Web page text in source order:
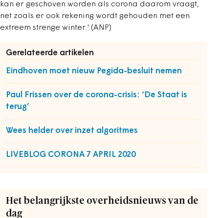
kan er geschoven worden als corona daarom vraagt,
net zoals er ook rekening wordt gehouden met een
extreem strenge winter.' (ANP)
Gerelateerde artikelen
Eindhoven moet nieuw Pegida-besluit nemen
Paul Frissen over de corona-crisis: ‘De Staat is
terug’
Wees helder over inzet algoritmes
LIVEBLOG CORONA 7 APRIL 2020
Het belangrijkste overheidsnieuws van de
dag